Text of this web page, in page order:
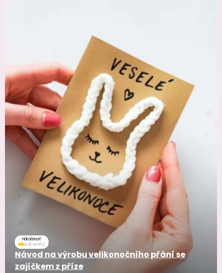
náročnosť
Návod na výrobu velikonočního přání se
zajíčkem z příze